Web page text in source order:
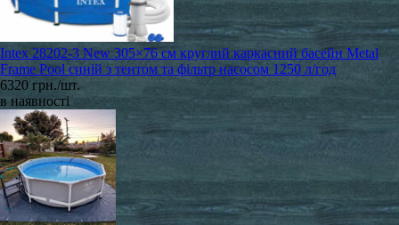
Intex 28202-3 New 305×76 см круглий каркасний басейн Metal
Frame Pool синій з тентом та фільтр насосом 1250 л/год
6320 грн./шт.
в наявності